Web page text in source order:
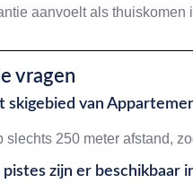
aanvoelt als thuiskomen
vragen
skigebied van
slechts 250 meter afstand,
zijn er beschikbaar